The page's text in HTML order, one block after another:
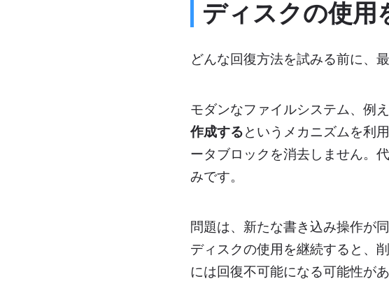
ディスクの使用
どんな回復方法を試みる前に、
モダンなファイルシステム、例
作成するというメカニズムを利
ータブロックを消去しません。
みです。
問題は、新たな書き込み操作が
ディスクの使用を継続すると、
には回復不可能になる可能性があ